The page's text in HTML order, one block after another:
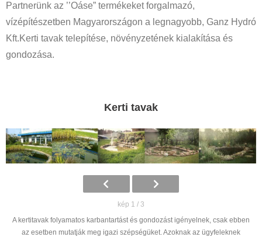
Partnerünk az ’’Oáse” termékeket forgalmazó,
vízépítészetben Magyarországon a legnagyobb, Ganz Hydró
Kft.Kerti tavak telepítése, növényzetének kialakítása és
gondozása.
Kerti tavak
kép 1 / 3
A kertitavak folyamatos karbantartást és gondozást igényelnek, csak ebben
az esetben mutatják meg igazi szépségüket. Azoknak az ügyfeleknek